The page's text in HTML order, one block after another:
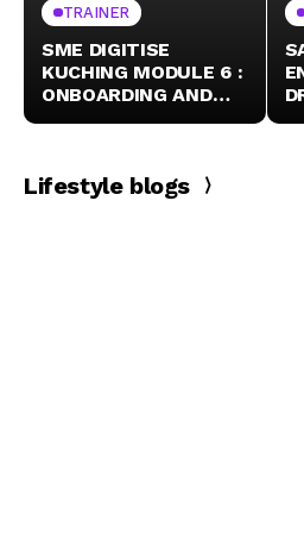
TRAINER
SME DIGITISE
KUCHING MODULE 6 :
ONBOARDING AND
Lifestyle blogs